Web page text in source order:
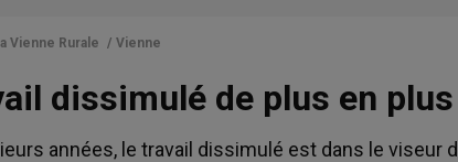
Vienne Rurale / Vienne
dissimulé de plus en
années, le travail dissimulé est dans le viseur